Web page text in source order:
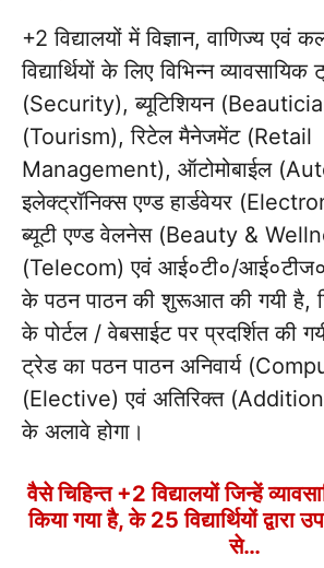
+2 विद्यालयों में विज्ञान, वाणिज्य एवं
विद्यार्थियों के लिए विभिन्न
(Security), ब्यूटिशियन
(Tourism), रिटेल मैनेजमेंट (Retail
Management), ऑटोमोबाईल
इलेक्ट्रॉनिक्स एण्ड हार्डवेयर
ब्यूटी एण्ड वेलनेस (Beauty &
(Telecom) एवं आई०टी०/
के पठन पाठन की शुरूआत की गयी है,
के पोर्टल / वेबसाईट पर प्रदर्शित की
ट्रेड का पठन पाठन अनिवार्य
(Elective) एवं अतिरिक्त
के अलावे होगा।
वैसे चिहिन्त +2 विद्यालयों जिन्हें
किया गया है, के 25 विद्यार्थियों द्वारा
से…